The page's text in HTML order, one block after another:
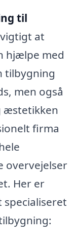
til
at
hjælpe med
tilbygning
men også
æstetikken
firma
overvejelser
Her er
specialiseret